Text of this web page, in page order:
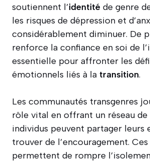
soutiennent l’identité de genre
les risques de dépression et
considérablement diminuer. De
renforce la confiance en soi de
essentielle pour affronter les
émotionnels liés à la transition.
Les communautés transgenres
rôle vital en offrant un réseau
individus peuvent partager leurs
trouver de l’encouragement.
permettent de rompre